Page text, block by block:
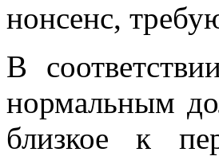
нонсенс,
В
нормальным
близкое к